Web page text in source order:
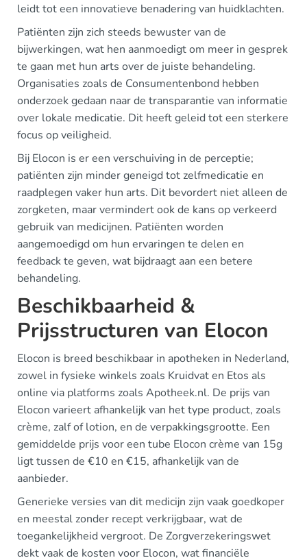
leidt tot een innovatieve benadering van huidklachten.
Patiënten zijn zich steeds bewuster van de
bijwerkingen, wat hen aanmoedigt om meer in gesprek
te gaan met hun arts over de juiste behandeling.
Organisaties zoals de Consumentenbond hebben
onderzoek gedaan naar de transparantie van informatie
over lokale medicatie. Dit heeft geleid tot een sterkere
focus op veiligheid.
Bij Elocon is er een verschuiving in de perceptie;
patiënten zijn minder geneigd tot zelfmedicatie en
raadplegen vaker hun arts. Dit bevordert niet alleen de
zorgketen, maar vermindert ook de kans op verkeerd
gebruik van medicijnen. Patiënten worden
aangemoedigd om hun ervaringen te delen en
feedback te geven, wat bijdraagt aan een betere
behandeling.
Beschikbaarheid &
Prijsstructuren van Elocon
Elocon is breed beschikbaar in apotheken in Nederland,
zowel in fysieke winkels zoals Kruidvat en Etos als
online via platforms zoals Apotheek.nl. De prijs van
Elocon varieert afhankelijk van het type product, zoals
crème, zalf of lotion, en de verpakkingsgrootte. Een
gemiddelde prijs voor een tube Elocon crème van 15g
ligt tussen de €10 en €15, afhankelijk van de
aanbieder.
Generieke versies van dit medicijn zijn vaak goedkoper
en meestal zonder recept verkrijgbaar, wat de
toegankelijkheid vergroot. De Zorgverzekeringswet
dekt vaak de kosten voor Elocon, wat financiële